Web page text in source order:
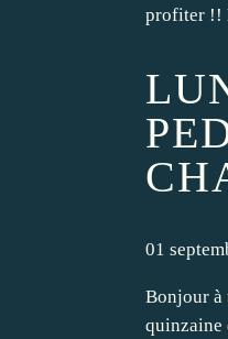
profiter !!
01
Bonjour à
quinzaine